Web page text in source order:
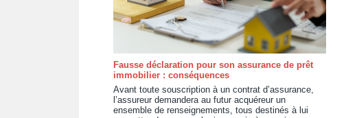
Fausse déclaration pour son assurance de prêt
immobilier : conséquences
Avant toute souscription à un contrat d’assurance,
l’assureur demandera au futur acquéreur un
ensemble de renseignements, tous destinés à lui